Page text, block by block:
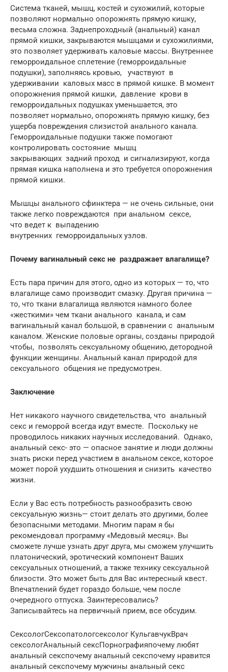
Система тканей, мышц, костей и сухожилий, которые
позволяют нормально опорожнять прямую кишку,
весьма сложна. Заднепроходный (анальный) канал
прямой кишки, закрываются мышцами и сухожилиями,
это позволяет удерживать каловые массы. Внутреннее
геморроидальное сплетение (геморроидальные
подушки), заполняясь кровью, участвуют в
удерживании каловых масс в прямой кишке. В момент
опорожнения прямой кишки, давление крови в
геморроидальных подушках уменьшается, это
позволяет нормально, опорожнять прямую кишку, без
ущерба повреждения слизистой анального канала.
Геморроидальные подушки также помогают
контролировать состояние мышц
закрывающих задний проход и сигнализируют, когда
прямая кишка наполнена и это требуется опорожнения
прямой кишки.
Мышцы анального сфинктера — не очень сильные, они
также легко повреждаются при анальном сексе,
что ведет к выпадению
внутренних геморроидальных узлов.
Почему вагинальный секс не раздражает влагалище?
Есть пара причин для этого, одно из которых — то, что
влагалище само производит смазку. Другая причина —
то, что ткани влагалища являются намного более
«жесткими» чем ткани анального канала, и сам
вагинальный канал большой, в сравнении с анальным
каналом. Женские половые органы, созданы природой
чтобы, позволять сексуальному общению, детородной
функции женщины. Анальный канал природой для
сексуального общения не предусмотрен.
Заключение
Нет никакого научного свидетельства, что анальный
секс и геморрой всегда идут вместе. Поскольку не
проводилось никаких научных исследований. Однако,
анальный секс- это — опасное занятие и люди должны
знать риски перед участием в анальном сексе, которое
может порой ухудшить отношения и снизить качество
жизни.
Если у Вас есть потребность разнообразить свою
сексуальную жизнь— стоит делать это другими, более
безопасными методами. Многим парам я бы
рекомендовал программу «Медовый месяц». Вы
сможете лучше узнать друг друга, мы сможем улучшить
платонический, эротический компонент Ваших
сексуальных отношений, а также технику сексуальной
близости. Это может быть для Вас интересный квест.
Впечатлений будет гораздо больше, чем после
очередного отпуска. Заинтересовались?
Записывайтесь на первичный прием, все обсудим.
СексологСексопатологсексолог КульгавчукВрач
сексологАнальный сексПорнографияпочему любят
анальный секспочему анальный секспочему нравится
анальный секспочему мужчины анальный секс